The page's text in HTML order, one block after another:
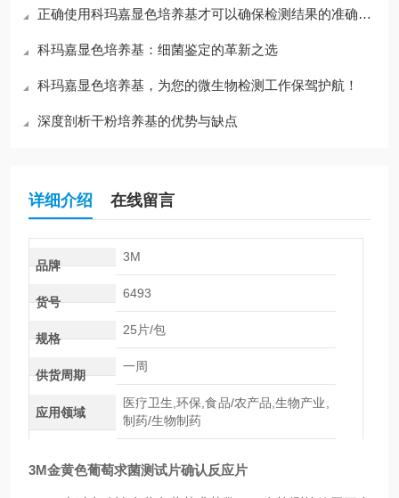
正确使用科玛嘉显色培养基才可以确保检测结果的准确性和可重复性
科玛嘉显色培养基：细菌鉴定的革新之选
科玛嘉显色培养基，为您的微生物检测工作保驾护航！
深度剖析干粉培养基的优势与缺点
详细介绍 在线留言
品牌
3M
货号
6493
规格
25片/包
供货周期
一周
应用领域
医疗卫生,环保,食品/农产品,生物产业,
制药/生物制药
3M金黄色葡萄求菌测试片确认反应片